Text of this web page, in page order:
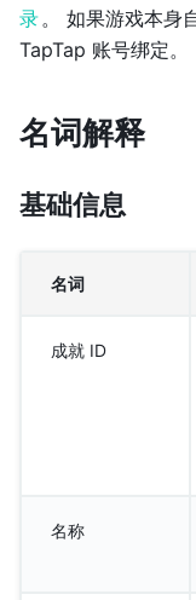
录 。 如果游戏本身
TapTap 账号绑定。
名词解释
基础信息
名词
成就 ID
名称